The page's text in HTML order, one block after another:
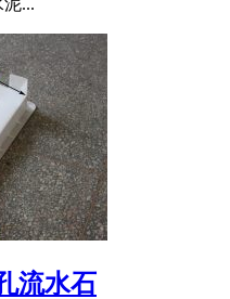
...
流水石